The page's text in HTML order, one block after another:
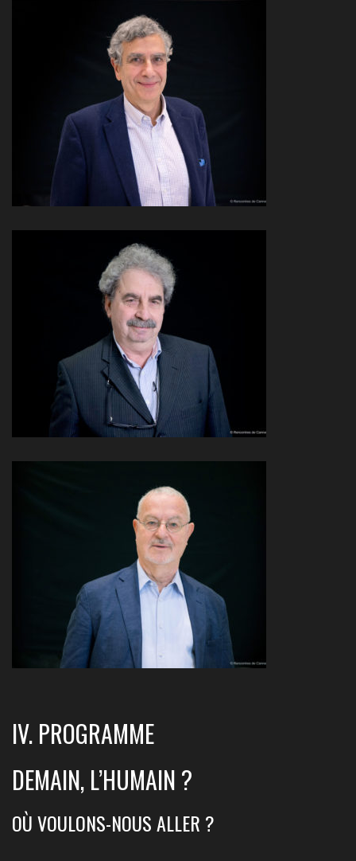
IV. PROGRAMME
DEMAIN, L’HUMAIN ?
OÙ VOULONS-NOUS ALLER ?